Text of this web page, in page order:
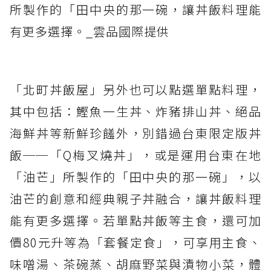
所製作的「田中央的那一碗，讓丼飯料理能
有更多選擇。_雲品國際提供
「北町丼飯屋」另外也可以點選單點料理，
其中包括：鰹魚一生丼、炸豬排山丼、絕品
海鮮丼等新鮮珍饈外，別錯過台東限定版丼
飯──「Q梅叉燒丼」，或是運用台東在地
「油芒」所製作的「田中央的那一碗」，以
油芒的創意和經典親子丼融合，讓丼飯料理
能有更多選擇。若單點丼飯等主食，還可加
價80元升等為「套餐定食」，可享用主食、
味噌湯、茶碗蒸、胡麻野菜與漬物小菜，體